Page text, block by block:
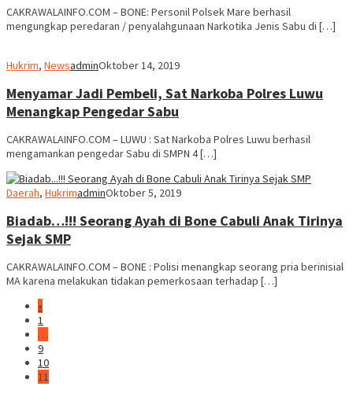
CAKRAWALAINFO.COM – BONE: Personil Polsek Mare berhasil
mengungkap peredaran / penyalahgunaan Narkotika Jenis Sabu di […]
Hukrim, NewsadminOktober 14, 2019
Menyamar Jadi Pembeli, Sat Narkoba Polres Luwu
Menangkap Pengedar Sabu
CAKRAWALAINFO.COM – LUWU : Sat Narkoba Polres Luwu berhasil
mengamankan pengedar Sabu di SMPN 4 […]
Daerah, HukrimadminOktober 5, 2019
Biadab…!!! Seorang Ayah di Bone Cabuli Anak Tirinya
Sejak SMP
CAKRAWALAINFO.COM – BONE : Polisi menangkap seorang pria berinisial
MA karena melakukan tidakan pemerkosaan terhadap […]
«
1
…
9
10
11